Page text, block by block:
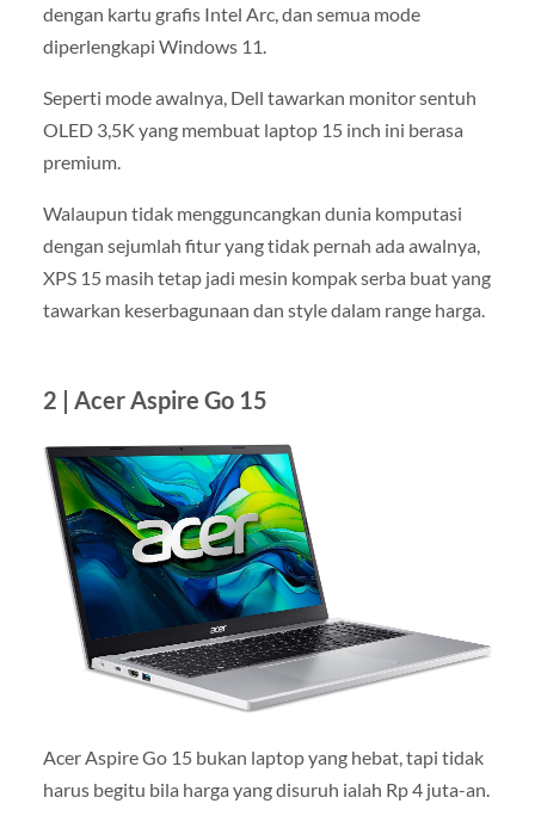
dengan kartu grafis Intel Arc, dan semua mode
diperlengkapi Windows 11.
Seperti mode awalnya, Dell tawarkan monitor sentuh
OLED 3,5K yang membuat laptop 15 inch ini berasa
premium.
Walaupun tidak mengguncangkan dunia komputasi
dengan sejumlah fitur yang tidak pernah ada awalnya,
XPS 15 masih tetap jadi mesin kompak serba buat yang
tawarkan keserbagunaan dan style dalam range harga.
2 | Acer Aspire Go 15
Acer Aspire Go 15 bukan laptop yang hebat, tapi tidak
harus begitu bila harga yang disuruh ialah Rp 4 juta-an.